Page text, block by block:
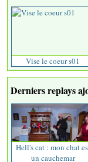
Vise le coeur s01
Derniers replays
Hell's cat : mon chat
un cauchemar